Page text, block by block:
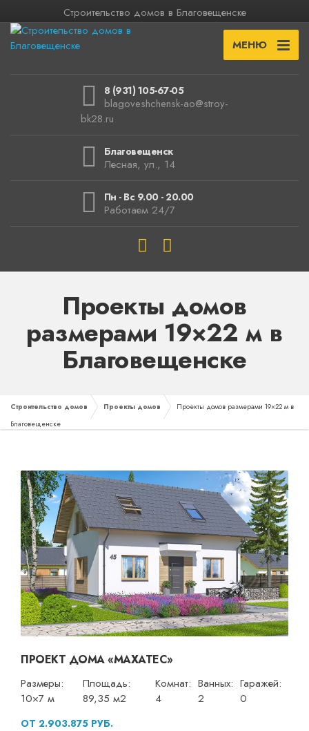
Строительство домов в Благовещенске
МЕНЮ
8 (931) 105-67-05
blagoveshchensk-ao@stroy-
bk28.ru
Благовещенск
Лесная, ул., 14
Пн - Вс 9.00 - 20.00
Работаем 24/7
Проекты домов
размерами 19×22 м в
Благовещенске
Строительство домов Проекты домов
Проекты домов размерами 19×22 м в
Благовещенске
ПРОЕКТ ДОМА «МАХАТЕС»
Размеры:
10×7 м
Площадь:
89,35 м2
Комнат:
4
Ванных:
2
Гаражей:
0
ОТ 2.903.875 РУБ.